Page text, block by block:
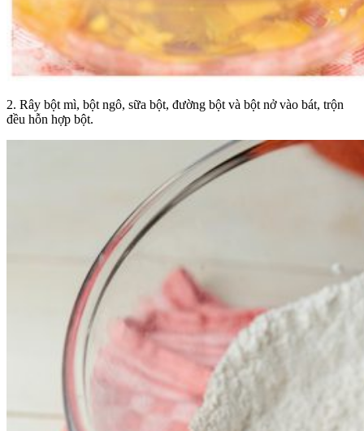
2. Rây bột mì, bột ngô, sữa bột, đường bột và bột nở vào bát, trộn
đều hỗn hợp bột.